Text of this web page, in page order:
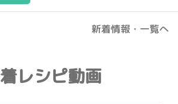
新着情報・一覧へ
レシピ動画